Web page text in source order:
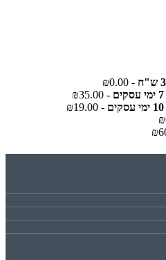
- ₪0.00
- ₪35.00
- ₪19.00